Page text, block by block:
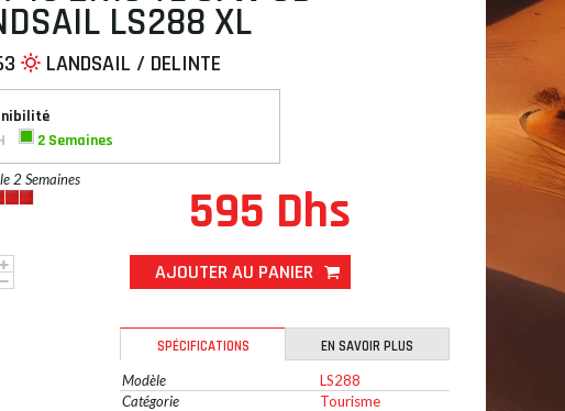
LS288 XL
LANDSAIL / DELINTE
2 Semaines
2 Semaines
595 Dhs
AJOUTER AU PANIER
SPÉCIFICATIONS
EN SAVOIR PLUS
Modèle
LS288
Catégorie
Tourisme